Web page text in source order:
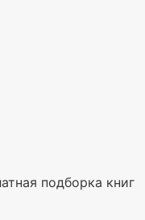
подборка книг